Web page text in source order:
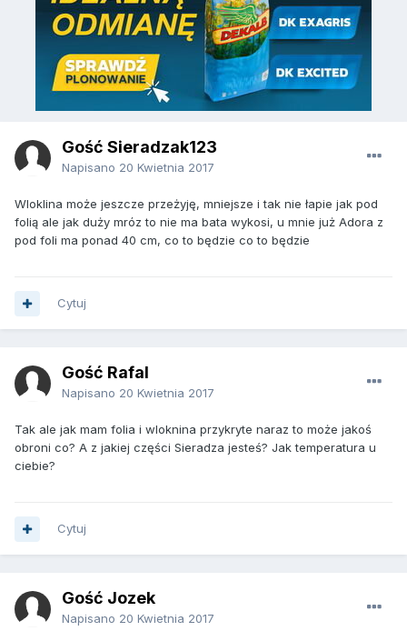
Gość Sieradzak123
Napisano 20 Kwietnia 2017
Wloklina może jeszcze przeżyję, mniejsze i tak nie łapie jak pod
folią ale jak duży mróz to nie ma bata wykosi, u mnie już Adora z
pod foli ma ponad 40 cm, co to będzie co to będzie
Cytuj
Gość Rafal
Napisano 20 Kwietnia 2017
Tak ale jak mam folia i wloknina przykryte naraz to może jakoś
obroni co? A z jakiej części Sieradza jesteś? Jak temperatura u
ciebie?
Cytuj
Gość Jozek
Napisano 20 Kwietnia 2017